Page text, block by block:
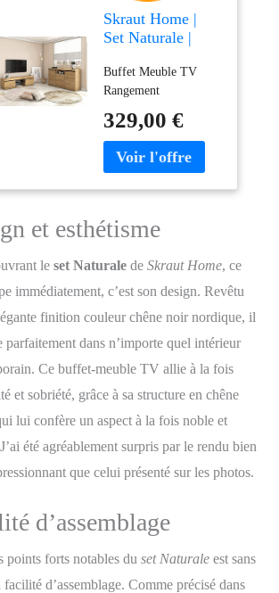
Skraut Home |
Set Naturale |
Meuble auxiliaire
| Buffet-Meuble
TV 140cm |
Finition Couleur
chêne Noir
Nordique
Buffet Meuble TV
Rangement
329,00 €
et esthétisme
le set Naturale de Skraut Home, ce
immédiatement, c’est son design. Revêtu
finition couleur chêne noir nordique, il
parfaitement dans n’importe quel intérieur
Ce buffet-meuble TV allie à la fois
et sobriété, grâce à sa structure en chêne
lui confère un aspect à la fois noble et
été agréablement surpris par le rendu bien
que celui présenté sur les photos.
d’assemblage
points forts notables du set Naturale est sans
facilité d’assemblage. Comme précisé dans